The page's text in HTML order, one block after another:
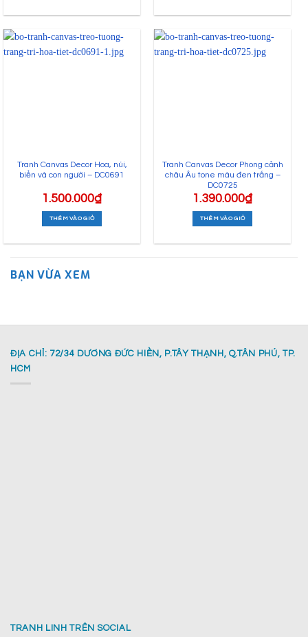
Tranh Canvas Decor Hoa, núi,
biển và con người – DC0691
1.500.000₫
THÊM VÀO GIỎ
Tranh Canvas Decor Phong cảnh
châu Âu tone màu đen trắng –
DC0725
1.390.000₫
THÊM VÀO GIỎ
BẠN VỪA XEM
ĐỊA CHỈ: 72/34 DƯƠNG ĐỨC HIỀN, P.TÂY THẠNH, Q.TÂN PHÚ, TP.
HCM
TRANH LINH TRÊN SOCIAL